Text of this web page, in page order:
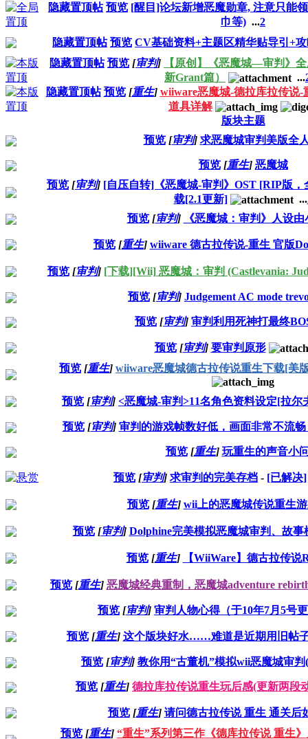
隐藏置顶帖 预览 [醒目]论坛新增恶魔勋章, 注意只能
巾等) ...2
隐藏置顶帖 预览 CV基础资料+主题区精华贴导引+攻
隐藏置顶帖 预览 [审判]
【原创】《恶魔城—审判》
新Grant篇）
...
隐藏置顶帖 预览 [重生] wiiware恶魔城-德拉库拉传说-
道具详解
版块主题
预览 [审判] 求恶魔城审判美版全
预览 [重生] 恶魔城
预览 [审判] [自压自转]《恶魔城-审判》OST [RIP版，
载[2.1更新]
...
预览 [审判] 《恶魔城：审判》人设
预览 [重生] wiiware 德古拉传说-重生 官版
预览 [审判] [下载][Wii] 恶魔城：审判 (Castlevania:
预览 [审判] Judgement AC mode
预览 [审判] 审判利用死神打最终
预览 [审判] 要审判原形
预览 [重生] wiiware恶魔城德古拉传说重生下载[美
预览 [审判] <恶魔城-审判>11名角色资料设定[拉尔
预览 [审判] 审判的游戏帧数好低，画面非常不流
预览 [重生] 玩重生的声音小
预览 [审判] 求审判的完美存档 - [已解决]
预览 [重生] wii上的恶魔城传说重生
预览 [审判] Dolphine完美模拟恶魔城审判、故事
预览 [重生] 【WiiWare】德古拉传说
预览 [重生] 恶魔城经典重制，恶魔城adventure
预览 [审判] 审判人物心得（于10年7月5号
预览 [重生] 这个版块好水……难道是近期用旧帖
预览 [审判] 教你用“古董机”模拟wii恶魔城审
预览 [重生] 德拉库拉传说重生玩后感(更新两段
预览 [重生] 请问德古拉传说 重生 通关后
预览 [重生] “重生”系列第三作《德库拉传说 重生